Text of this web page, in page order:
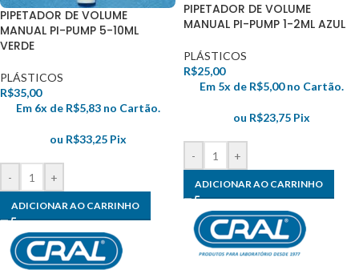
PIPETADOR DE VOLUME
MANUAL PI-PUMP 5-10ML
VERDE
PLÁSTICOS
R$35,00
Em 6x de R$5,83 no Cartão.
ou R$33,25 Pix
- +
ADICIONAR AO CARRINHO
PIPETADOR DE VOLUME
MANUAL PI-PUMP 1-2ML AZUL
PLÁSTICOS
R$25,00
Em 5x de R$5,00 no Cartão.
ou R$23,75 Pix
- +
ADICIONAR AO CARRINHO